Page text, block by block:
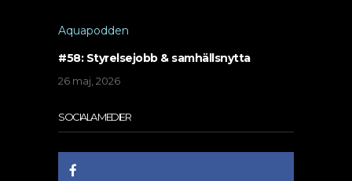
Aquapodden
#58: Styrelsejobb & samhällsnytta
26 maj, 2026
SOCIALA MEDIER